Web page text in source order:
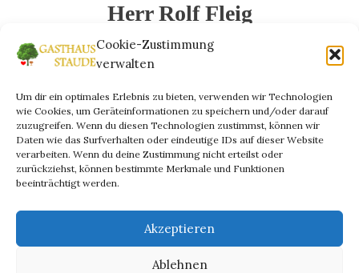
Cookie-Zustimmung
verwalten
Um dir ein optimales Erlebnis zu bieten, verwenden wir Technologien
wie Cookies, um Geräteinformationen zu speichern und/oder darauf
zuzugreifen. Wenn du diesen Technologien zustimmst, können wir
Daten wie das Surfverhalten oder eindeutige IDs auf dieser Website
verarbeiten. Wenn du deine Zustimmung nicht erteilst oder
zurückziehst, können bestimmte Merkmale und Funktionen
beeinträchtigt werden.
Akzeptieren
Ablehnen
Herr Rolf Fleig
Obertal 20
78098 Triberg
Info@gasthaus-Staude.de
shape=“round“ color=“green“ align=“center“